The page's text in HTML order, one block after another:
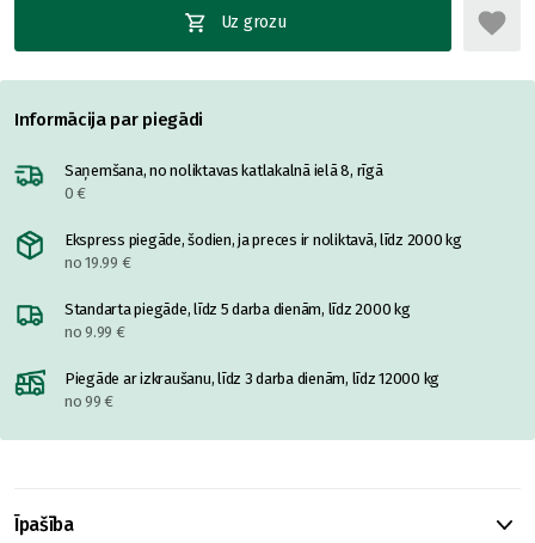
Uz grozu
Informācija par piegādi
Saņemšana, no noliktavas katlakalnā ielā 8, rīgā
0 €
Ekspress piegāde, šodien, ja preces ir noliktavā, līdz 2000 kg
no 19.99 €
Standarta piegāde, līdz 5 darba dienām, līdz 2000 kg
no 9.99 €
Piegāde ar izkraušanu, līdz 3 darba dienām, līdz 12000 kg
no 99 €
Īpašība